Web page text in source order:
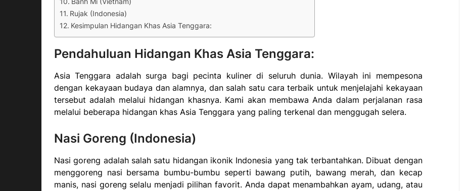
Rujak (Indonesia)
Kesimpulan Hidangan Khas Asia Tenggara:
Pendahuluan Hidangan Khas Asia Tenggara:
Asia Tenggara adalah surga bagi pecinta kuliner di seluruh dunia. Wilayah ini mempesona
dengan kekayaan budaya dan alamnya, dan salah satu cara terbaik untuk menjelajahi kekayaan
tersebut adalah melalui hidangan khasnya. Kami akan membawa Anda dalam perjalanan rasa
melalui beberapa hidangan khas Asia Tenggara yang paling terkenal dan menggugah selera.
Nasi Goreng (Indonesia)
Nasi goreng adalah salah satu hidangan ikonik Indonesia yang tak terbantahkan. Dibuat dengan
menggoreng nasi bersama bumbu-bumbu seperti bawang putih, bawang merah, dan kecap
manis, nasi goreng selalu menjadi pilihan favorit. Anda dapat menambahkan ayam, udang, atau